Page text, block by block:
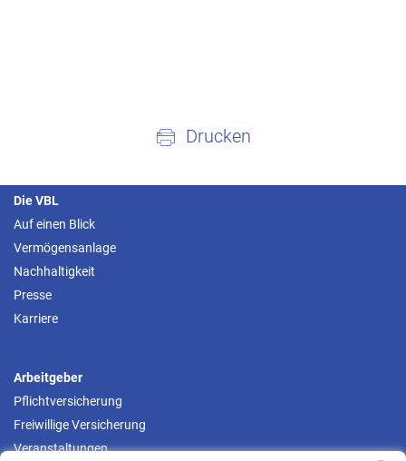
Drucken
Die VBL
Auf einen Blick
Vermögensanlage
Nachhaltigkeit
Presse
Karriere
Arbeitgeber
Pflichtversicherung
Freiwillige Versicherung
Veranstaltungen